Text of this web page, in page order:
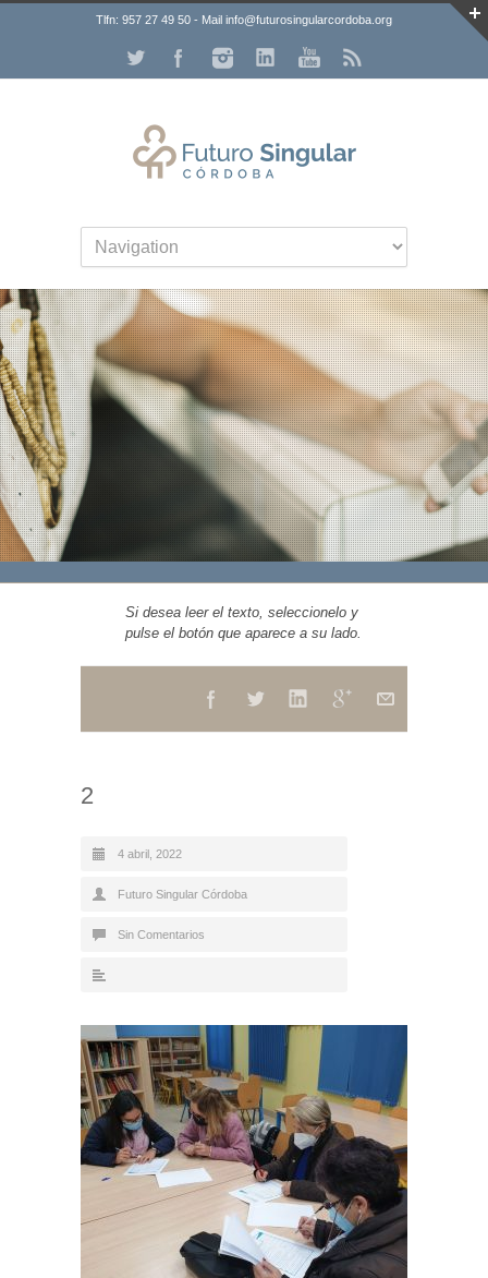
Tlfn: 957 27 49 50 - Mail info@futurosingularcordoba.org
Si desea leer el texto, seleccionelo y
pulse el botón que aparece a su lado.
2
4 abril, 2022
Futuro Singular Córdoba
Sin Comentarios